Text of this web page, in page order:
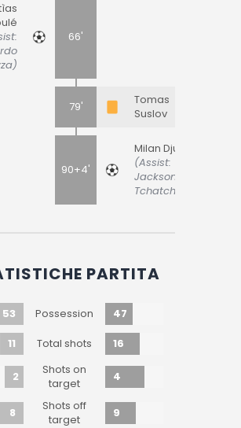
66'
79'
Tomas
Suslov
90+4'
Milan Djuric
(Assist:
Jackson
Tchatchoua)
PARTITA
53 Possession
47
11
Total shots 16
2
Shots on
target
4
8
Shots off
target
9